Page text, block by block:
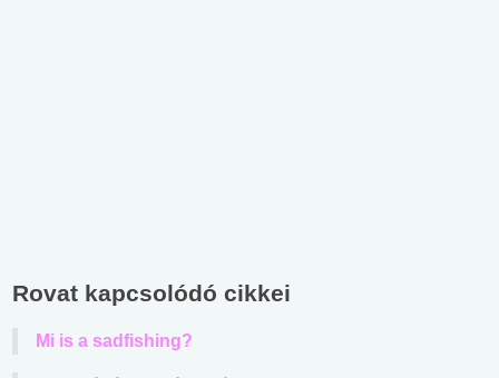
Rovat kapcsolódó cikkei
Mi is a sadfishing?